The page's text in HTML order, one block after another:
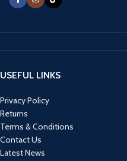
USEFUL LINKS
Privacy Policy
Returns
Terms & Conditions
Contact Us
Latest News